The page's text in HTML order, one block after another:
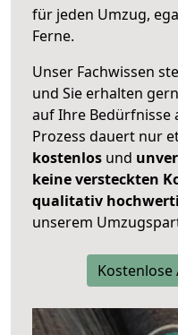
für jeden Umzug,
Ferne.
Unser Fachwissen
und Sie erhalten
auf Ihre Bedürfnisse
Prozess dauert nur
kostenlos und
keine versteckten
qualitativ
unserem